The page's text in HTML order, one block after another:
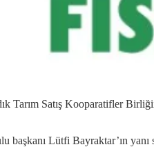
Tarım Satış Kooparatifler
Lütfi Bayraktar’ın yanı